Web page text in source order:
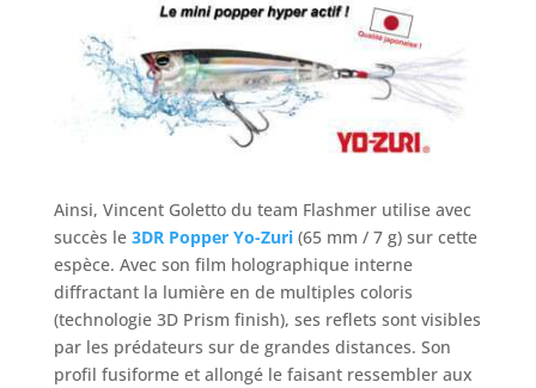
Ainsi, Vincent Goletto du team Flashmer utilise avec
succès le 3DR Popper Yo-Zuri (65 mm / 7 g) sur cette
espèce. Avec son film holographique interne
diffractant la lumière en de multiples coloris
(technologie 3D Prism finish), ses reflets sont visibles
par les prédateurs sur de grandes distances. Son
profil fusiforme et allongé le faisant ressembler aux